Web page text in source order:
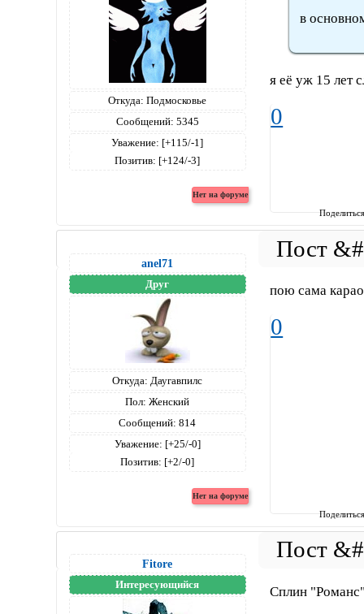
Откуда: Подмосковье
Сообщений: 5345
Уважение: [+115/-1]
Позитив: [+124/-3]
в
я её уж 15 лет
0
anel71
Друг
Откуда: Даугавпилс
Пол: Женский
Сообщений: 814
Уважение: [+25/-0]
Позитив: [+2/-0]
пою сама
0
Fitore
Интересующийся Сплин